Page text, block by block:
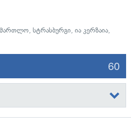
, სტრასბურგი, ია კერზაია,
60